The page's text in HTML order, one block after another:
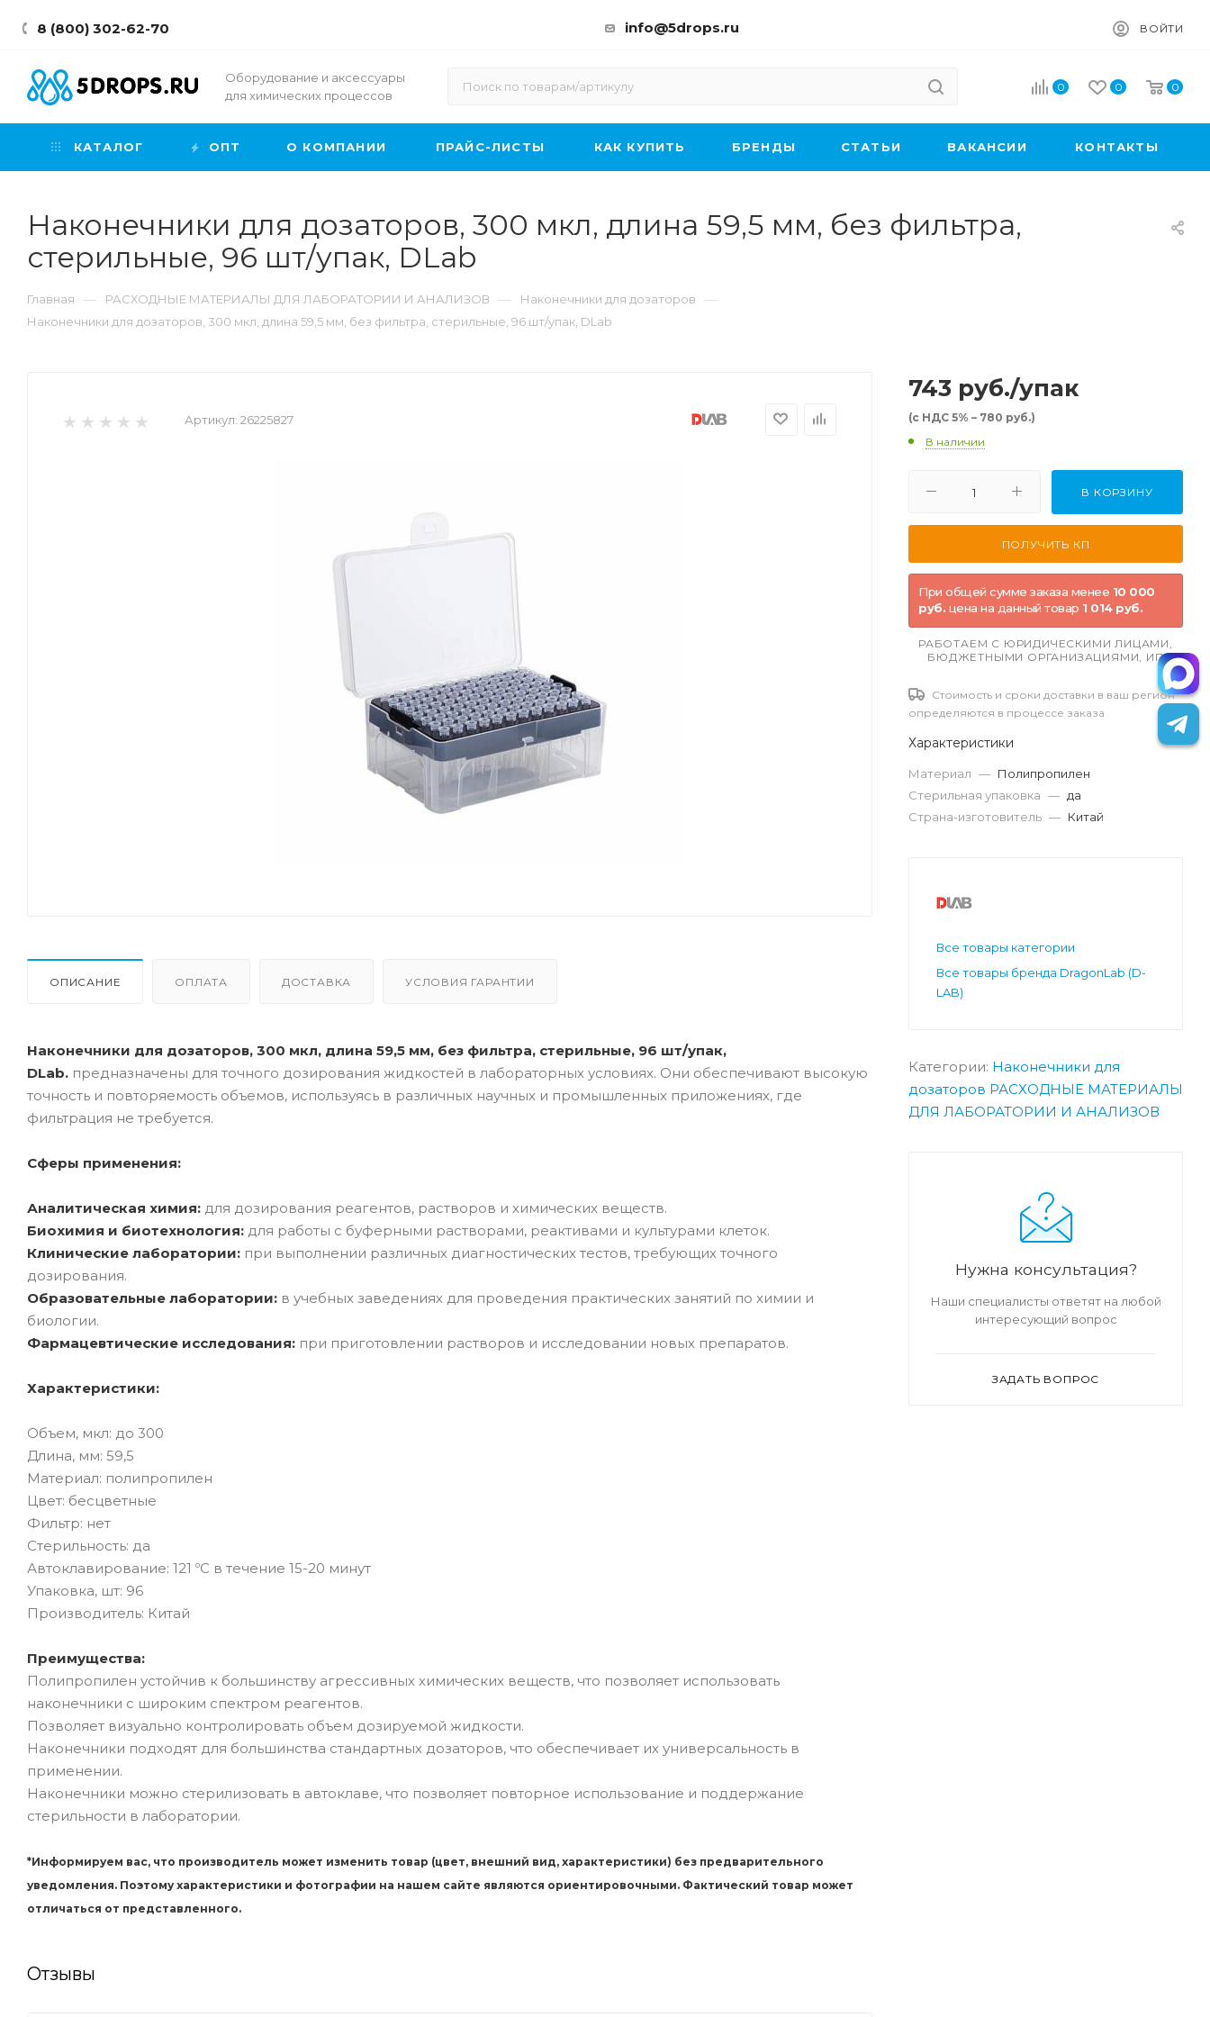
8 (800) 302-62-70 ВОЙТИ
info@5drops.ru
Оборудование и аксессуары
для химических процессов
0 0 0
КАТАЛОГ ОПТ О КОМПАНИИ ПРАЙС-ЛИСТЫ КАК КУПИТЬ БРЕНДЫ CТАТЬИ ВАКАНСИИ КОНТАКТЫ
Наконечники для дозаторов, 300 мкл, длина 59,5 мм, без фильтра,
стерильные, 96 шт/упак, DLab
Главная — РАСХОДНЫЕ МАТЕРИАЛЫ ДЛЯ ЛАБОРАТОРИИ И АНАЛИЗОВ — Наконечники для дозаторов —
Наконечники для дозаторов, 300 мкл, длина 59,5 мм, без фильтра, стерильные, 96 шт/упак, DLab
Артикул: 26225827
ОПИСАНИЕ ОПЛАТА ДОСТАВКА УСЛОВИЯ ГАРАНТИИ
Наконечники для дозаторов, 300 мкл, длина 59,5 мм, без фильтра, стерильные, 96 шт/упак,
DLab. предназначены для точного дозирования жидкостей в лабораторных условиях. Они обеспечивают высокую
точность и повторяемость объемов, используясь в различных научных и промышленных приложениях, где
фильтрация не требуется.
Сферы применения:
Аналитическая химия: для дозирования реагентов, растворов и химических веществ.
Биохимия и биотехнология: для работы с буферными растворами, реактивами и культурами клеток.
Клинические лаборатории: при выполнении различных диагностических тестов, требующих точного
дозирования.
Образовательные лаборатории: в учебных заведениях для проведения практических занятий по химии и
биологии.
Фармацевтические исследования: при приготовлении растворов и исследовании новых препаратов.
Характеристики:
Объем, мкл: до 300
Длина, мм: 59,5
Материал: полипропилен
Цвет: бесцветные
Фильтр: нет
Стерильность: да
Автоклавирование: 121 ºС в течение 15-20 минут
Упаковка, шт: 96
Производитель: Китай
Преимущества:
Полипропилен устойчив к большинству агрессивных химических веществ, что позволяет использовать
наконечники с широким спектром реагентов.
Позволяет визуально контролировать объем дозируемой жидкости.
Наконечники подходят для большинства стандартных дозаторов, что обеспечивает их универсальность в
применении.
Наконечники можно стерилизовать в автоклаве, что позволяет повторное использование и поддержание
стерильности в лаборатории.
*Информируем вас, что производитель может изменить товар (цвет, внешний вид, характеристики) без предварительного
уведомления. Поэтому характеристики и фотографии на нашем сайте являются ориентировочными. Фактический товар может
отличаться от представленного.
Отзывы
743 руб./упак
(с НДС 5% – 780 руб.)
В наличии
В КОРЗИНУ
При общей сумме заказа менее 10 000
руб. цена на данный товар 1 014 руб.
РАБОТАЕМ С ЮРИДИЧЕСКИМИ ЛИЦАМИ,
БЮДЖЕТНЫМИ ОРГАНИЗАЦИЯМИ, ИП
Стоимость и сроки доставки в ваш регион
определяются в процессе заказа
Характеристики
Материал — Полипропилен
Стерильная упаковка — да
Страна-изготовитель — Китай
Все товары категории
Все товары бренда DragonLab (D-
LAB)
Категории: Наконечники для
дозаторов РАСХОДНЫЕ МАТЕРИАЛЫ
ДЛЯ ЛАБОРАТОРИИ И АНАЛИЗОВ
Нужна консультация?
Наши специалисты ответят на любой
интересующий вопрос
ЗАДАТЬ ВОПРОС